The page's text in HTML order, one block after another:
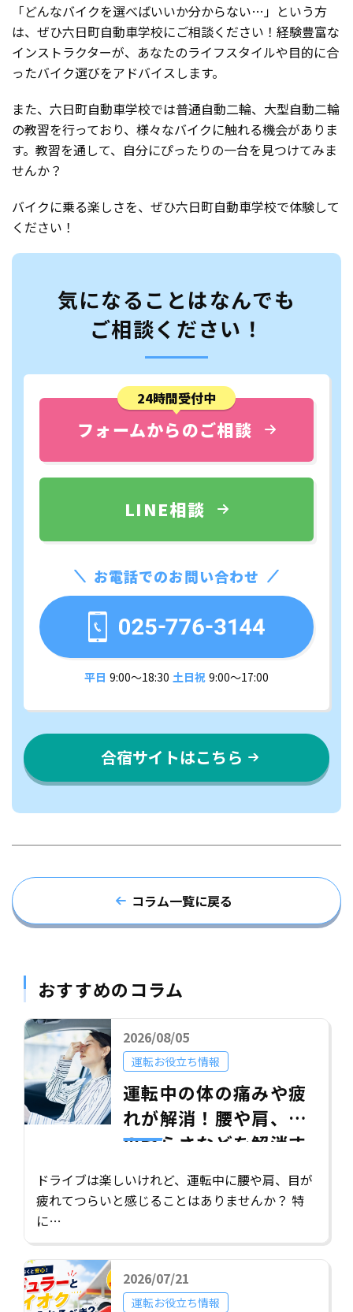
「どんなバイクを選べばいいか分からない…」という方
は、ぜひ六日町自動車学校にご相談ください！経験豊富な
インストラクターが、あなたのライフスタイルや目的に合
ったバイク選びをアドバイスします。
また、六日町自動車学校では普通自動二輪、大型自動二輪
の教習を行っており、様々なバイクに触れる機会がありま
す。教習を通して、自分にぴったりの一台を見つけてみま
せんか？
バイクに乗る楽しさを、ぜひ六日町自動車学校で体験して
ください！
気になることはなんでも
ご相談ください！
24時間受付中
フォームからのご相談
LINE相談
お電話でのお問い合わせ
平日 9:00〜18:30 土日祝 9:00〜17:00
合宿サイトはこちら
コラム一覧に戻る
おすすめのコラム
2026/08/05
運転お役立ち情報
運転中の体の痛みや疲
れが解消！腰や肩、目
のつらさなどを解消す
ドライブは楽しいけれど、運転中に腰や肩、目が
疲れてつらいと感じることはありませんか？ 特
に…
2026/07/21
運転お役立ち情報